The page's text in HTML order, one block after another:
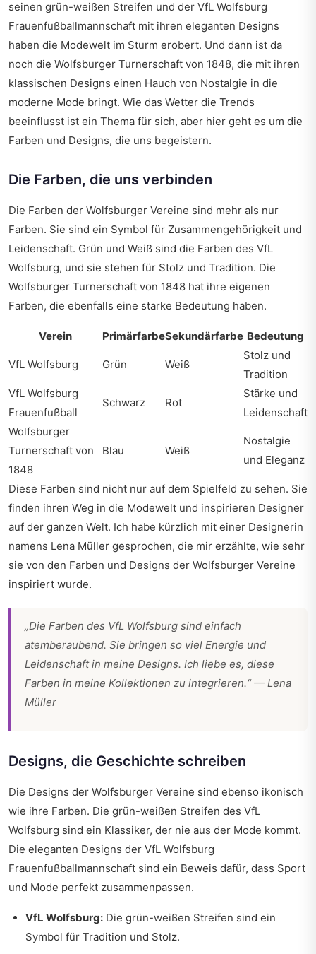
seinen grün-weißen Streifen und der VfL Wolfsburg
Frauenfußballmannschaft mit ihren eleganten Designs
haben die Modewelt im Sturm erobert. Und dann ist da
noch die Wolfsburger Turnerschaft von 1848, die mit ihren
klassischen Designs einen Hauch von Nostalgie in die
moderne Mode bringt. Wie das Wetter die Trends
beeinflusst ist ein Thema für sich, aber hier geht es um die
Farben und Designs, die uns begeistern.
Die Farben, die uns verbinden
Die Farben der Wolfsburger Vereine sind mehr als nur
Farben. Sie sind ein Symbol für Zusammengehörigkeit und
Leidenschaft. Grün und Weiß sind die Farben des VfL
Wolfsburg, und sie stehen für Stolz und Tradition. Die
Wolfsburger Turnerschaft von 1848 hat ihre eigenen
Farben, die ebenfalls eine starke Bedeutung haben.
Verein PrimärfarbeSekundärfarbe Bedeutung
VfL Wolfsburg Grün Weiß
Stolz und
Tradition
VfL Wolfsburg
Frauenfußball
Schwarz Rot
Stärke und
Leidenschaft
Wolfsburger
Turnerschaft von
1848
Blau Weiß
Nostalgie
und Eleganz
Diese Farben sind nicht nur auf dem Spielfeld zu sehen. Sie
finden ihren Weg in die Modewelt und inspirieren Designer
auf der ganzen Welt. Ich habe kürzlich mit einer Designerin
namens Lena Müller gesprochen, die mir erzählte, wie sehr
sie von den Farben und Designs der Wolfsburger Vereine
inspiriert wurde.
„Die Farben des VfL Wolfsburg sind einfach
atemberaubend. Sie bringen so viel Energie und
Leidenschaft in meine Designs. Ich liebe es, diese
Farben in meine Kollektionen zu integrieren.“ — Lena
Müller
Designs, die Geschichte schreiben
Die Designs der Wolfsburger Vereine sind ebenso ikonisch
wie ihre Farben. Die grün-weißen Streifen des VfL
Wolfsburg sind ein Klassiker, der nie aus der Mode kommt.
Die eleganten Designs der VfL Wolfsburg
Frauenfußballmannschaft sind ein Beweis dafür, dass Sport
und Mode perfekt zusammenpassen.
VfL Wolfsburg: Die grün-weißen Streifen sind ein
Symbol für Tradition und Stolz.